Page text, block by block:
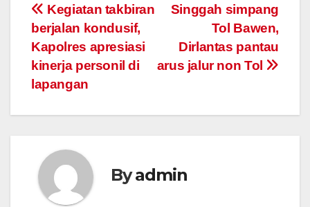
Post
navigation
Singgah simpang
Tol Bawen,
Dirlantas pantau
arus jalur non Tol
Kegiatan takbiran
berjalan kondusif,
Kapolres apresiasi
kinerja personil di
lapangan
Byadmin